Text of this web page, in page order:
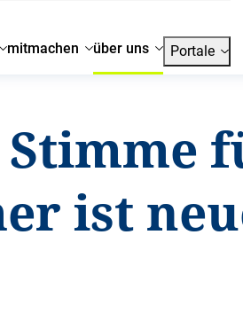
mitmachen über uns Portale
ist